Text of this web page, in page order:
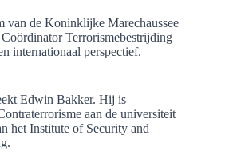
van de Koninklijke Marechaussee
Terrorismebestrijding
internationaal perspectief.
Edwin Bakker. Hij is
aan de universiteit
het Institute of Security and